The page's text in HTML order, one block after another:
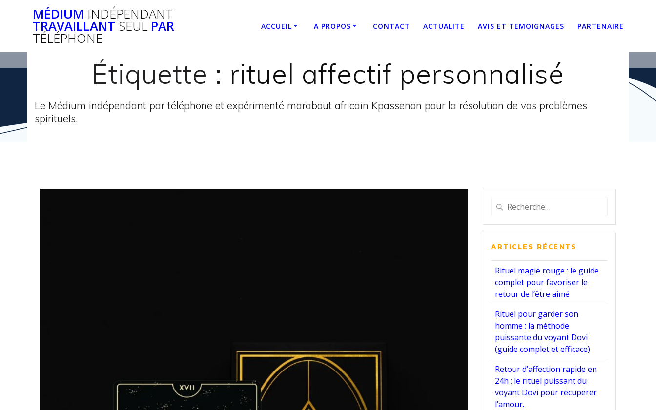
MÉDIUM INDÉPENDANT
TRAVAILLANT SEUL PAR
TÉLÉPHONE
ACCUEIL A PROPOS CONTACT ACTUALITE AVIS ET TEMOIGNAGES PARTENAIRE
Étiquette : rituel affectif personnalisé
Le Médium indépendant par téléphone et expérimenté marabout africain Kpassenon pour la résolution de vos problèmes
spirituels.
Recherche
pour
:
ARTICLES RÉCENTS
Rituel magie rouge : le guide
complet pour favoriser le
retour de l’être aimé
Rituel pour garder son
homme : la méthode
puissante du voyant Dovi
(guide complet et efficace)
Retour d’affection rapide en
24h : le rituel puissant du
voyant Dovi pour récupérer
l’amour.